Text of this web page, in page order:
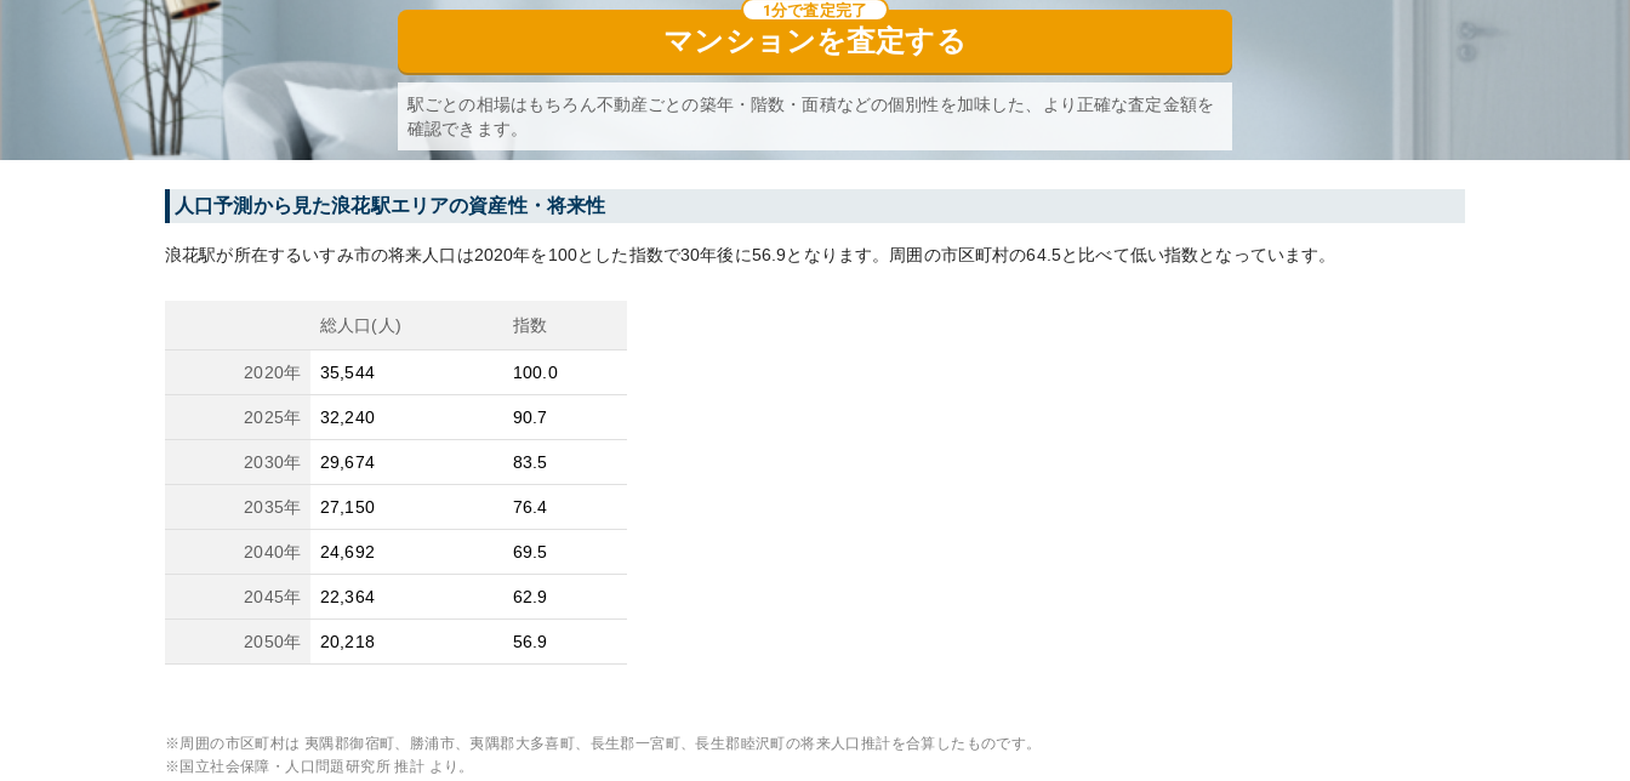
マンションを査定する
1分で査定完了
駅ごとの相場はもちろん不動産ごとの築年・階数・面積などの個別性を加味した、より正確な査定金額を
確認できます。
人口予測から見た浪花駅エリアの資産性・将来性
浪花駅が所在するいすみ市の将来人口は2020年を100とした指数で30年後に56.9となります。 周囲の市区町村の64.5と比べて低い指数となっています。
総人口(人) 指数
2020年 35,544 100.0
2025年 32,240 90.7
2030年 29,674 83.5
2035年 27,150 76.4
2040年 24,692 69.5
2045年 22,364 62.9
2050年 20,218 56.9
※周囲の市区町村は 夷隅郡御宿町、勝浦市、夷隅郡大多喜町、長生郡一宮町、長生郡睦沢町の将来人口推計を合算したものです。
※国立社会保障・人口問題研究所 推計 より。